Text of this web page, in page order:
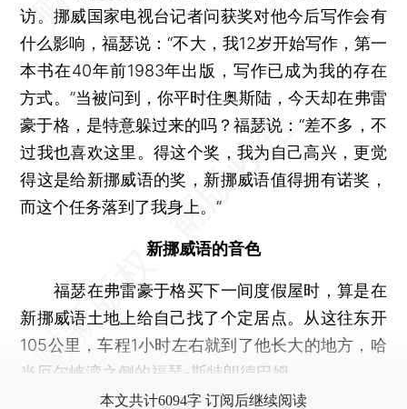
访。挪威国家电视台记者问获奖对他今后写作会有
什么影响，福瑟说：“不大，我12岁开始写作，第一
本书在40年前1983年出版，写作已成为我的存在
方式。”当被问到，你平时住奥斯陆，今天却在弗雷
豪于格，是特意躲过来的吗？福瑟说：“差不多，不
过我也喜欢这里。得这个奖，我为自己高兴，更觉
得这是给新挪威语的奖，新挪威语值得拥有诺奖，
而这个任务落到了我身上。”
新挪威语的音色
福瑟在弗雷豪于格买下一间度假屋时，算是在
新挪威语土地上给自己找了个定居点。从这往东开
105公里，车程1小时左右就到了他长大的地方，哈
当厄尔峡湾之侧的福瑟-斯特朗德巴姆。
本文共计6094字 订阅后继续阅读